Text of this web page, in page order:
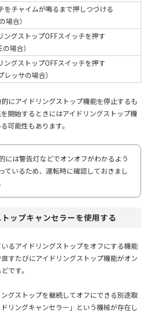
をチャイムが鳴るまで押しつづける
場合）
ングストップOFFスイッチを押す
の場合）
ングストップOFFスイッチを押す
レッサの場合）
にアイドリングストップ機能を停止するも
開始するときにはアイドリングストップ機
可能性もあります。
には警告灯などでオンオフがわかるよう
ているため、運転時に確認しておきまし
ップキャンセラーを使用する
るアイドリングストップをオフにする機能
すたびにアイドリングストップ機能がオン
です。
グストップを継続してオフにできる別途取
リングキャンセラー」という機械が存在し